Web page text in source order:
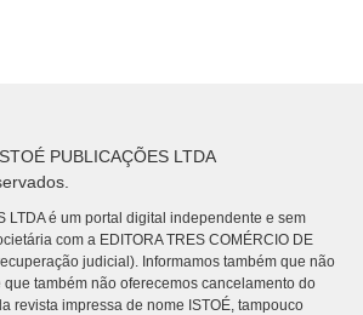
PUBLICAÇÕES LTDA
LTDA é um portal digital independente e sem
com a EDITORA TRES COMÉRCIO DE
judicial). Informamos também que não
também não oferecemos cancelamento do
revista impressa de nome ISTOÉ, tampouco